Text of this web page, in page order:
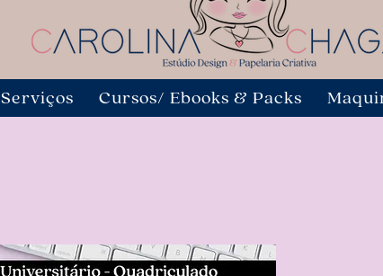
Serviços Cursos/ Ebooks & Packs